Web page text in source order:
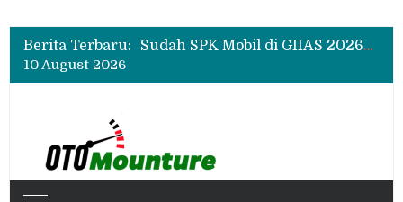
Berita Terbaru:
Rangkul Komunitas Mobil, Motul Indonesia Gelar Car MeetUp Perdana di Tangerang
Sudah SPK Mobil di GIIAS 2026? Ini Tahapan yang Harus Dilakukan Setelah Pameran
Rangkul Komunitas Mobil, Motul Indonesia Gelar Car MeetUp Perdana di Tangerang
10 August 2026